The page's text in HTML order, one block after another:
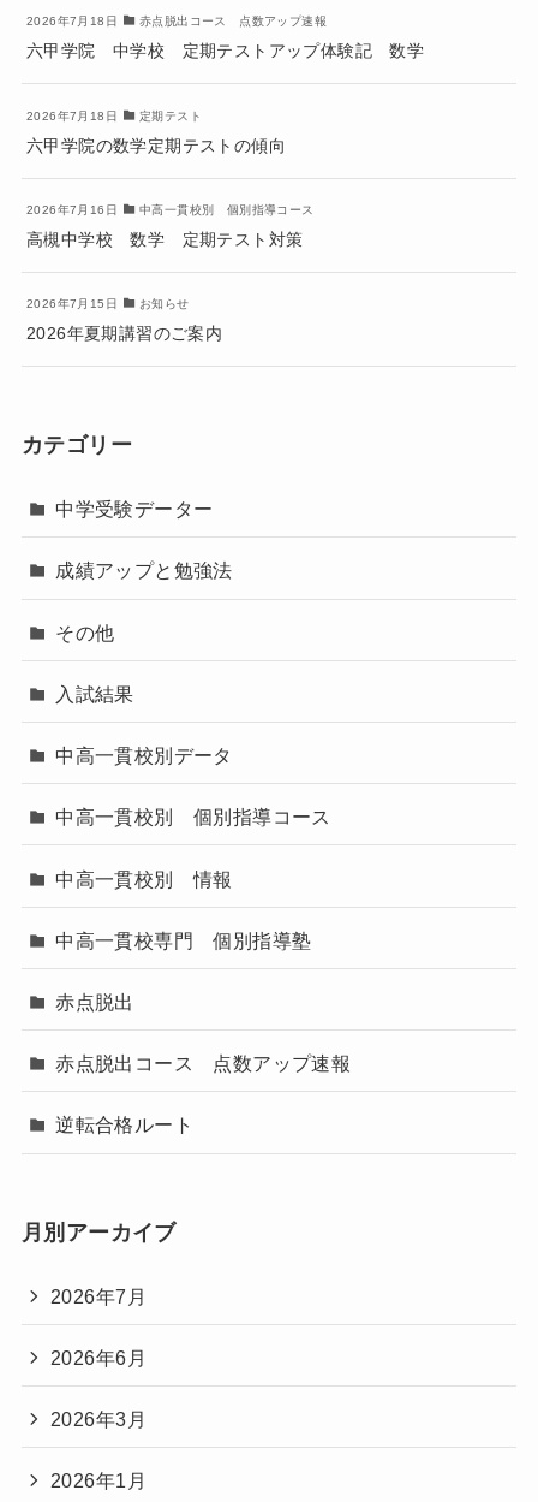
2026年7月18日 赤点脱出コース 点数アップ速報
六甲学院 中学校 定期テストアップ体験記 数学
2026年7月18日 定期テスト
六甲学院の数学定期テストの傾向
2026年7月16日 中高一貫校別 個別指導コース
高槻中学校 数学 定期テスト対策
2026年7月15日 お知らせ
2026年夏期講習のご案内
カテゴリー
中学受験データー
成績アップと勉強法
その他
入試結果
中高一貫校別データ
中高一貫校別 個別指導コース
中高一貫校別 情報
中高一貫校専門 個別指導塾
赤点脱出
赤点脱出コース 点数アップ速報
逆転合格ルート
月別アーカイブ
2026年7月
2026年6月
2026年3月
2026年1月